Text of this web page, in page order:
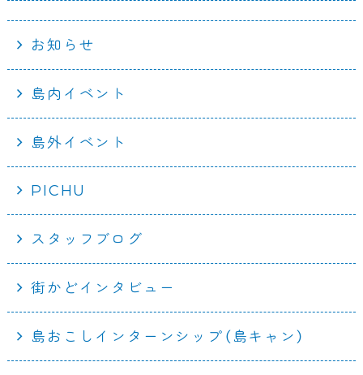
お知らせ
島内イベント
島外イベント
PICHU
スタッフブログ
街かどインタビュー
島おこしインターンシップ（島キャン）